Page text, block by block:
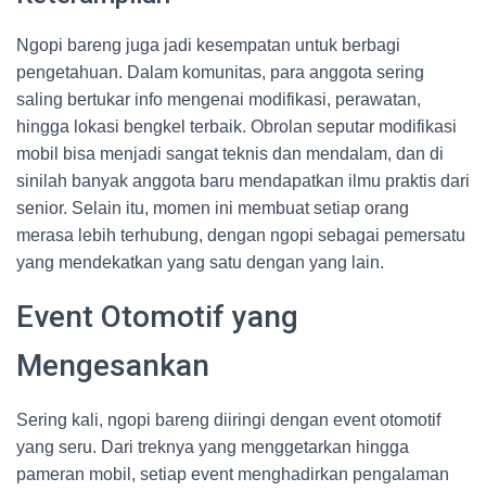
Ngopi bareng juga jadi kesempatan untuk berbagi
pengetahuan. Dalam komunitas, para anggota sering
saling bertukar info mengenai modifikasi, perawatan,
hingga lokasi bengkel terbaik. Obrolan seputar modifikasi
mobil bisa menjadi sangat teknis dan mendalam, dan di
sinilah banyak anggota baru mendapatkan ilmu praktis dari
senior. Selain itu, momen ini membuat setiap orang
merasa lebih terhubung, dengan ngopi sebagai pemersatu
yang mendekatkan yang satu dengan yang lain.
Event Otomotif yang
Mengesankan
Sering kali, ngopi bareng diiringi dengan event otomotif
yang seru. Dari treknya yang menggetarkan hingga
pameran mobil, setiap event menghadirkan pengalaman